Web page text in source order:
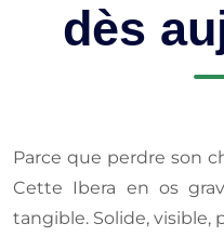
dès
Parce que perdre son
Cette Ibera en os
tangible. Solide, visible,